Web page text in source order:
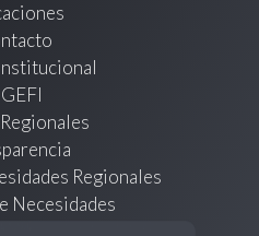
Regionales
Necesidades